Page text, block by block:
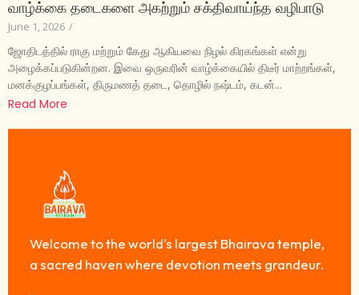
வாழ்க்கை தடைகளை அகற்றும் சக்திவாய்ந்த வழிபாடு
June 1, 2026 /
ஜோதிடத்தில் ராகு மற்றும் கேது ஆகியவை நிழல் கிரகங்கள் என்று
அழைக்கப்படுகின்றன. இவை ஒருவரின் வாழ்க்கையில் திடீர் மாற்றங்கள்,
மனக்குழப்பங்கள், திருமணத் தடை, தொழில் நஷ்டம், கடன்...
Read More
Welcome to the world's largest Bhairava temple,
a sacred haven where devotion meets grandeur.